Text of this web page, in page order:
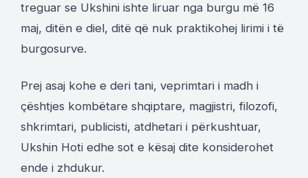
treguar se Ukshini ishte liruar nga burgu më 16
maj, ditën e diel, ditë që nuk praktikohej lirimi i të
burgosurve.
Prej asaj kohe e deri tani, veprimtari i madh i
çështjes kombëtare shqiptare, magjistri, filozofi,
shkrimtari, publicisti, atdhetari i përkushtuar,
Ukshin Hoti edhe sot e kësaj dite konsiderohet
ende i zhdukur.